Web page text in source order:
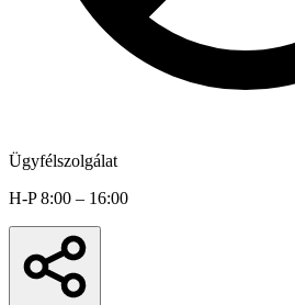
Ügyfélszolgálat
H-P 8:00 – 16:00